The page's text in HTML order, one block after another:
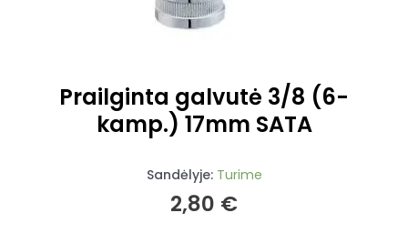
Prailginta galvutė 3/8 (6-
kamp.) 17mm SATA
Sandėlyje: Turime
2,80 €